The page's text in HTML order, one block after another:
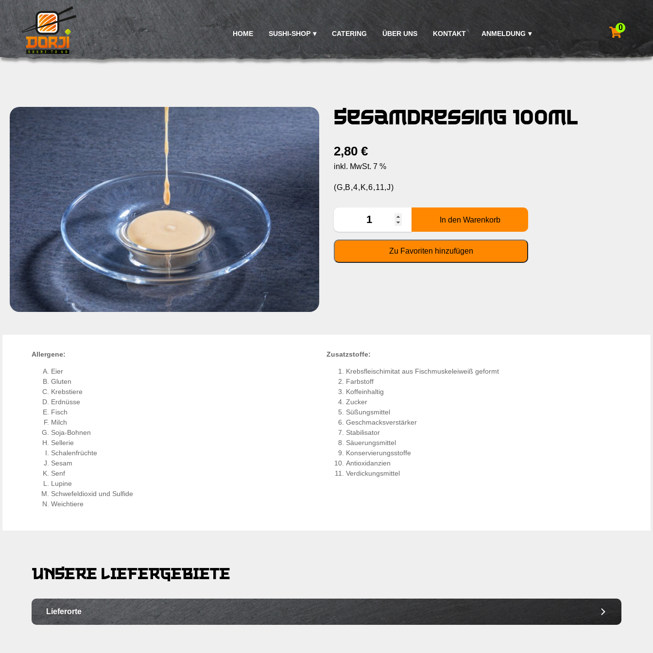
HOME SUSHI-SHOP CATERING ÜBER UNS KONTAKT ANMELDUNG
0
Sesamdressing 100ml
2,80 €
inkl. MwSt. 7 %
(G,B,4,K,6,11,J)
Allergene:
Eier
Gluten
Krebstiere
Erdnüsse
Fisch
Milch
Soja-Bohnen
Sellerie
Schalenfrüchte
Sesam
Senf
Lupine
Schwefeldioxid und Sulfide
Weichtiere
Zusatzstoffe:
Krebsfleischimitat aus Fischmuskeleiweiß geformt
Farbstoff
Koffeinhaltig
Zucker
Süßungsmittel
Geschmacksverstärker
Stabilisator
Säuerungsmittel
Konservierungsstoffe
Antioxidanzien
Verdickungsmittel
UNSERE LIEFERGEBIETE
Lieferorte